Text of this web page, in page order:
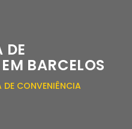
DE
BARCELOS
DE CONVENIÊNCIA